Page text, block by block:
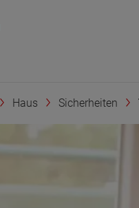
Haus Sicherheiten